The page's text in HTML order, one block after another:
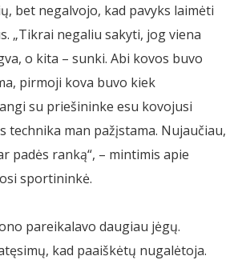
bet negalvojo, kad pavyks laimėti
„Tikrai negaliu sakyti, jog viena
o kita – sunki. Abi kovos buvo
pirmoji kova buvo kiek
su priešininke esu kovojusi
technika man pažįstama. Nujaučiau,
padės ranką“, – mintimis apie
sportininkė.
pareikalavo daugiau jėgų.
kad paaiškėtų nugalėtoja.